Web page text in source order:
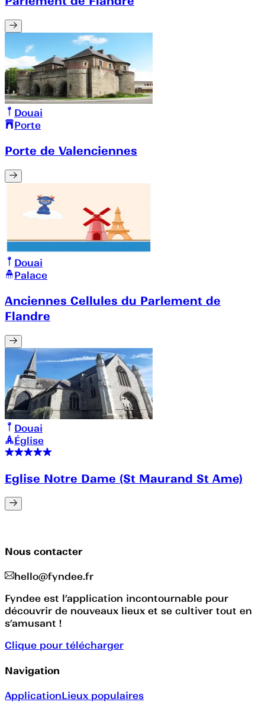
Douai
Porte
Porte de Valenciennes
Douai
Palace
Anciennes Cellules du Parlement de
Flandre
Douai
Église
Eglise Notre Dame (St Maurand St Ame)
Nous contacter
hello@fyndee.fr
Fyndee est l’application incontournable pour
découvrir de nouveaux lieux et se cultiver tout en
s’amusant !
Clique pour télécharger
Navigation
ApplicationLieux populaires